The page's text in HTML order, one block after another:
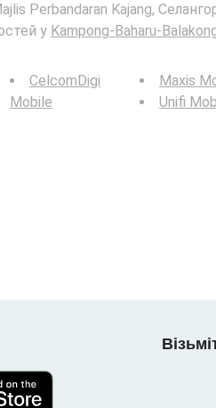
Perbandaran Kajang,
у Kampong-Baharu-
CelcomDigi
Mobile
Maxis
Unifi